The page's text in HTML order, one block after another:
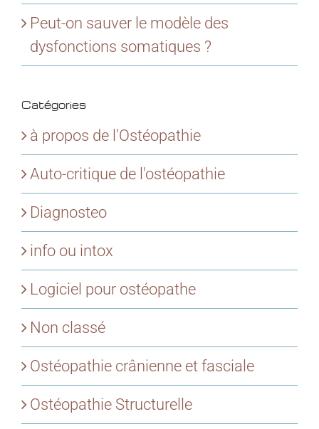
Peut-on sauver le modèle des
dysfonctions somatiques ?
Catégories
à propos de l'Ostéopathie
Auto-critique de l'ostéopathie
Diagnosteo
info ou intox
Logiciel pour ostéopathe
Non classé
Ostéopathie crânienne et fasciale
Ostéopathie Structurelle